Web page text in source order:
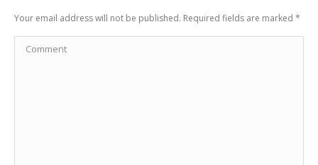
Your email address will not be published. Required fields are marked *
Comment